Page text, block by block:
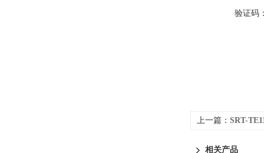
验证码
上一篇： SRT-
相关产品